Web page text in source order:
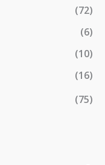
(72)
(6)
(10)
(16)
(75)